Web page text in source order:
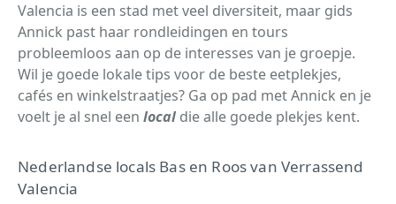
Valencia is een stad met veel diversiteit, maar gids
Annick past haar rondleidingen en tours
probleemloos aan op de interesses van je groepje.
Wil je goede lokale tips voor de beste eetplekjes,
cafés en winkelstraatjes? Ga op pad met Annick en je
voelt je al snel een local die alle goede plekjes kent.
Nederlandse locals Bas en Roos van Verrassend
Valencia